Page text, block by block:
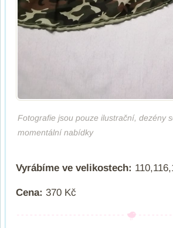
Fotografie jsou pouze ilustrační, dezény
momentální nabídky
Vyrábíme ve velikostech:
Cena: 370 Kč